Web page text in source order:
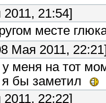
21:54]
месте
Мая 2011,
меня на тот
бы заметил
22:22]